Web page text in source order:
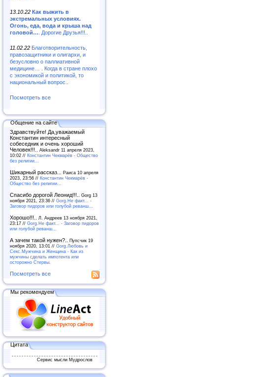
13.10.22 Как выжить в
экстремальных условиях.
Огонь, еда, вода и крыша над
головой… . Дорогие Друзья!!!..
11.02.22 Благотворительность,
правозащитники и олигархи, и
безусловно о паллиативной
медицине… . Когда в стране плохо
с экономикой и политикой, то
национальный вопрос..
Посмотреть все
Общение на сайте
Здравствуйте! Да,уважаемый
Константин интересный
собеседник и очень хороший
Человек!!!.. Aleksandr 11 апреля 2023,
10:02 // Константин Чекмарёв - Общество
без религии...
Шикарный рассказ... Раиса 10 апреля
2023, 23:56 // Константин Чекмарёв -
Общество без религии...
Спасибо дорогой Леонид!!!.. Gorg 13
ноября 2021, 23:36 // Gorg.Не факт... -
Заговор пидоров или голубой реванш…
Хорошо!!!..
Л. Андреев 13 ноября 2021,
23:17 // Gorg.Не факт... - Заговор пидоров
или голубой реванш…
А зачем такой нужен?.. Пупсчик 19
ноября 2020, 13:01 // Gorg.Любовь и
Секс.Мужчина и Женщина - Как из
мужчины сделать импотента или
осторожно Стервы.
Посмотреть все
Мы рекомендуем
Цитата
Сервис мысли Мудрослов